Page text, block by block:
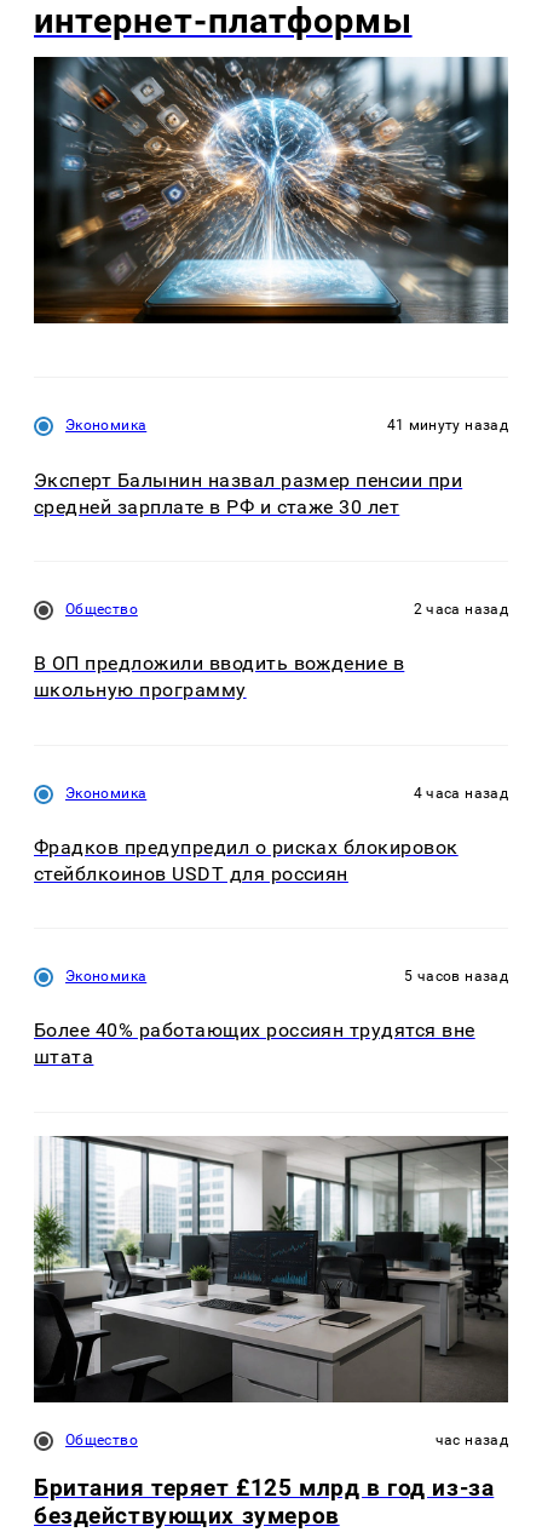
интернет-платформы
Экономика 41 минуту назад
Эксперт Балынин назвал размер пенсии при
средней зарплате в РФ и стаже 30 лет
Общество 2 часа назад
В ОП предложили вводить вождение в
школьную программу
Экономика 4 часа назад
Фрадков предупредил о рисках блокировок
стейблкоинов USDT для россиян
Экономика 5 часов назад
Более 40% работающих россиян трудятся вне
штата
Общество час назад
Британия теряет £125 млрд в год из-за
бездействующих зумеров